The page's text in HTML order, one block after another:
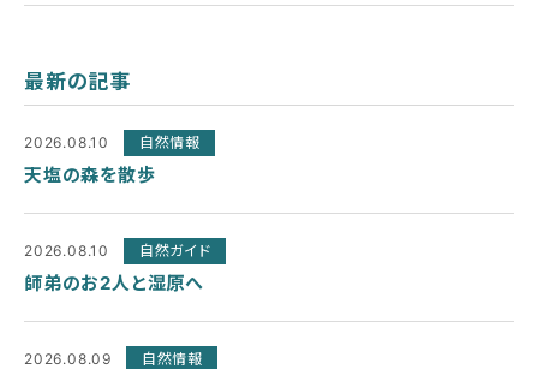
最新の記事
2026.08.10 自然情報
天塩の森を散歩
2026.08.10 自然ガイド
師弟のお2人と湿原へ
2026.08.09 自然情報